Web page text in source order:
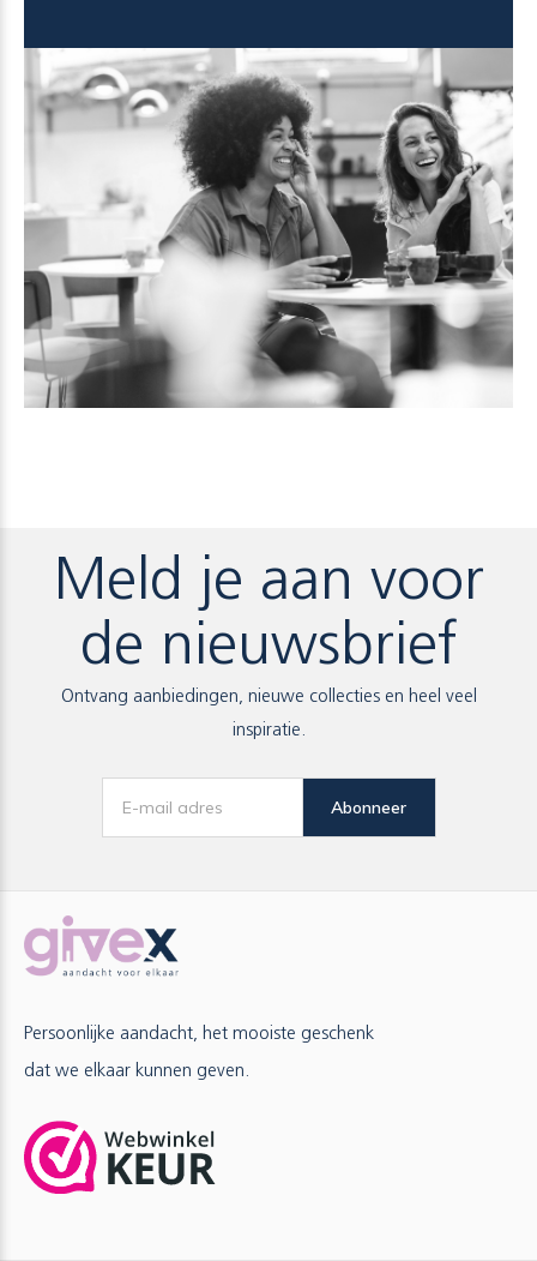
Meld je aan voor
de nieuwsbrief
Ontvang aanbiedingen, nieuwe collecties en heel veel
inspiratie.
Abonneer
Persoonlijke aandacht, het mooiste geschenk
dat we elkaar kunnen geven.